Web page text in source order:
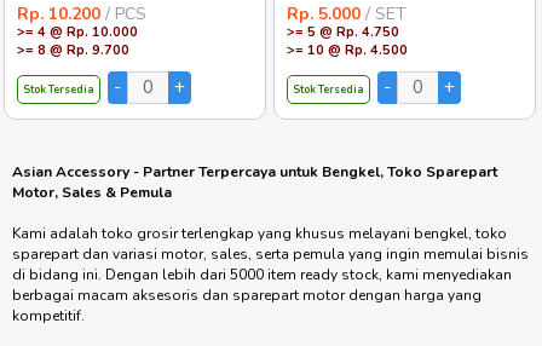
Rp. 10.200 / PCS
>= 4 @ Rp. 10.000
>= 8 @ Rp. 9.700
Stok Tersedia
Rp. 5.000 / SET
>= 5 @ Rp. 4.750
>= 10 @ Rp. 4.500
Stok Tersedia
Asian Accessory - Partner Terpercaya untuk Bengkel, Toko Sparepart
Motor, Sales & Pemula
Kami adalah toko grosir terlengkap yang khusus melayani bengkel, toko
sparepart dan variasi motor, sales, serta pemula yang ingin memulai bisnis
di bidang ini. Dengan lebih dari 5000 item ready stock, kami menyediakan
berbagai macam aksesoris dan sparepart motor dengan harga yang
kompetitif.